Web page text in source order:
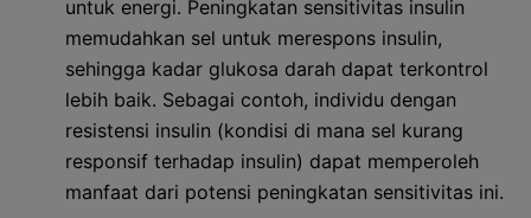
untuk energi. Peningkatan sensitivitas insulin
memudahkan sel untuk merespons insulin,
sehingga kadar glukosa darah dapat terkontrol
lebih baik. Sebagai contoh, individu dengan
resistensi insulin (kondisi di mana sel kurang
responsif terhadap insulin) dapat memperoleh
manfaat dari potensi peningkatan sensitivitas ini.